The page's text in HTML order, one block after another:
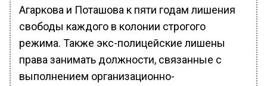
Агаркова и Поташова к пяти годам лишения
свободы каждого в колонии строгого
режима. Также экс-полицейские лишены
права занимать должности, связанные с
выполнением организационно-